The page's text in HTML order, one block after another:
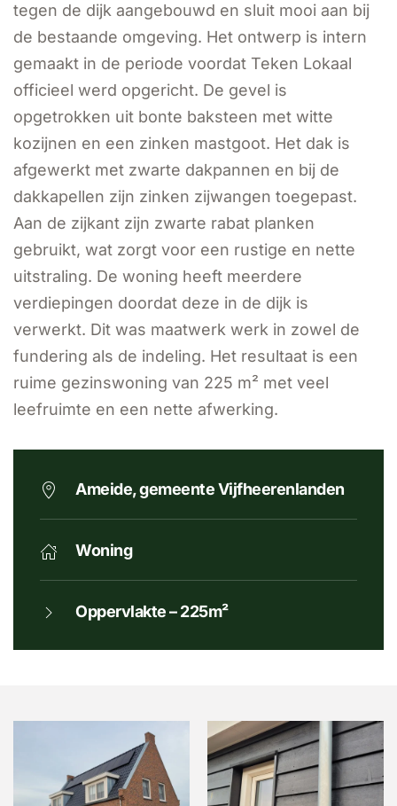
tegen de dijk aangebouwd en sluit mooi aan bij
de bestaande omgeving. Het ontwerp is intern
gemaakt in de periode voordat Teken Lokaal
officieel werd opgericht. De gevel is
opgetrokken uit bonte baksteen met witte
kozijnen en een zinken mastgoot. Het dak is
afgewerkt met zwarte dakpannen en bij de
dakkapellen zijn zinken zijwangen toegepast.
Aan de zijkant zijn zwarte rabat planken
gebruikt, wat zorgt voor een rustige en nette
uitstraling. De woning heeft meerdere
verdiepingen doordat deze in de dijk is
verwerkt. Dit was maatwerk werk in zowel de
fundering als de indeling. Het resultaat is een
ruime gezinswoning van 225 m² met veel
leefruimte en een nette afwerking.
Ameide, gemeente Vijfheerenlanden
Woning
Oppervlakte – 225m²